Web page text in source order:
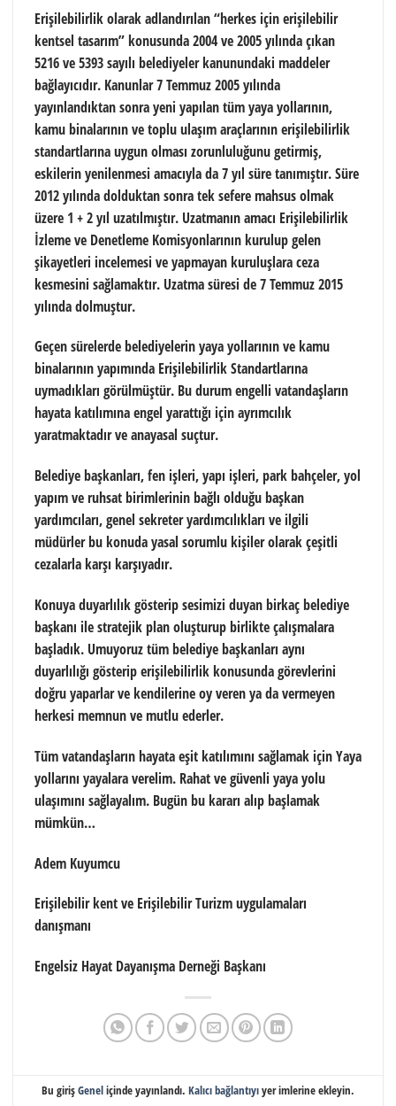
Erişilebilirlik olarak adlandırılan “herkes için erişilebilir
kentsel tasarım” konusunda 2004 ve 2005 yılında çıkan
5216 ve 5393 sayılı belediyeler kanunundaki maddeler
bağlayıcıdır. Kanunlar 7 Temmuz 2005 yılında
yayınlandıktan sonra yeni yapılan tüm yaya yollarının,
kamu binalarının ve toplu ulaşım araçlarının erişilebilirlik
standartlarına uygun olması zorunluluğunu getirmiş,
eskilerin yenilenmesi amacıyla da 7 yıl süre tanımıştır. Süre
2012 yılında dolduktan sonra tek sefere mahsus olmak
üzere 1 + 2 yıl uzatılmıştır. Uzatmanın amacı Erişilebilirlik
İzleme ve Denetleme Komisyonlarının kurulup gelen
şikayetleri incelemesi ve yapmayan kuruluşlara ceza
kesmesini sağlamaktır. Uzatma süresi de 7 Temmuz 2015
yılında dolmuştur.
Geçen sürelerde belediyelerin yaya yollarının ve kamu
binalarının yapımında Erişilebilirlik Standartlarına
uymadıkları görülmüştür. Bu durum engelli vatandaşların
hayata katılımına engel yarattığı için ayrımcılık
yaratmaktadır ve anayasal suçtur.
Belediye başkanları, fen işleri, yapı işleri, park bahçeler, yol
yapım ve ruhsat birimlerinin bağlı olduğu başkan
yardımcıları, genel sekreter yardımcılıkları ve ilgili
müdürler bu konuda yasal sorumlu kişiler olarak çeşitli
cezalarla karşı karşıyadır.
Konuya duyarlılık gösterip sesimizi duyan birkaç belediye
başkanı ile stratejik plan oluşturup birlikte çalışmalara
başladık. Umuyoruz tüm belediye başkanları aynı
duyarlılığı gösterip erişilebilirlik konusunda görevlerini
doğru yaparlar ve kendilerine oy veren ya da vermeyen
herkesi memnun ve mutlu ederler.
Tüm vatandaşların hayata eşit katılımını sağlamak için Yaya
yollarını yayalara verelim. Rahat ve güvenli yaya yolu
ulaşımını sağlayalım. Bugün bu kararı alıp başlamak
mümkün…
Adem Kuyumcu
Erişilebilir kent ve Erişilebilir Turizm uygulamaları
danışmanı
Engelsiz Hayat Dayanışma Derneği Başkanı
Bu girişGeneliçinde yayınlandı. Kalıcı bağlantıyıyer imlerine ekleyin.